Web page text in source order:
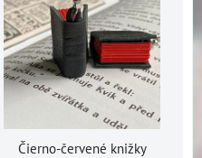
Čierno-červené knižky